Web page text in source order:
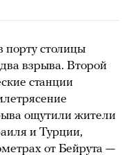
порту столицы
взрыва. Второй
станции
ощутили жители
и Турции,
от Бейрута —